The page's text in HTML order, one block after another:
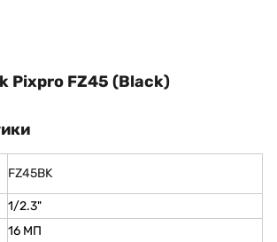
Pixpro FZ45 (Black)
FZ45BK
1/2.3"
16 МП